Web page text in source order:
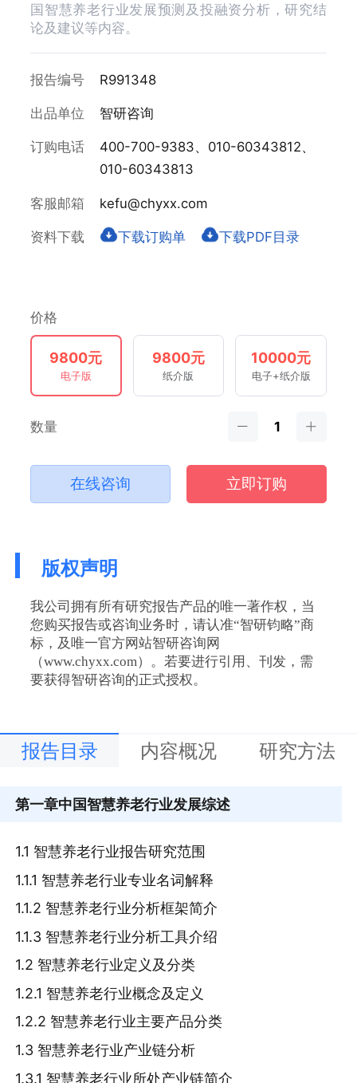
国智慧养老行业发展预测及投融资分析，研究结
论及建议等内容。
报告编号 R991348
出品单位 智研咨询
订购电话
400-700-9383、010-60343812、
010-60343813
客服邮箱 kefu@chyxx.com
资料下载 下载订购单 下载PDF目录
价格
9800元
电子版
9800元
纸介版
10000元
电子+纸介版
数量
在线咨询 立即订购
版权声明
我公司拥有所有研究报告产品的唯一著作权，当
您购买报告或咨询业务时，请认准“智研钧略”商
标，及唯一官方网站智研咨询网
（www.chyxx.com）。若要进行引用、刊发，需
要获得智研咨询的正式授权。
报告目录 内容概况 研究方法
第一章中国智慧养老行业发展综述
1.1 智慧养老行业报告研究范围
1.1.1 智慧养老行业专业名词解释
1.1.2 智慧养老行业分析框架简介
1.1.3 智慧养老行业分析工具介绍
1.2 智慧养老行业定义及分类
1.2.1 智慧养老行业概念及定义
1.2.2 智慧养老行业主要产品分类
1.3 智慧养老行业产业链分析
1.3.1 智慧养老行业所处产业链简介